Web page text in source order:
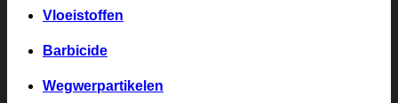
Vloeistoffen
Barbicide
Wegwerpartikelen